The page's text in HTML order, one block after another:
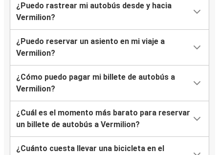
¿Puedo rastrear mi autobús desde y hacia
Vermilion?
¿Puedo reservar un asiento en mi viaje a
Vermilion?
¿Cómo puedo pagar mi billete de autobús a
Vermilion?
¿Cuál es el momento más barato para reservar
un billete de autobús a Vermilion?
¿Cuánto cuesta llevar una bicicleta en el